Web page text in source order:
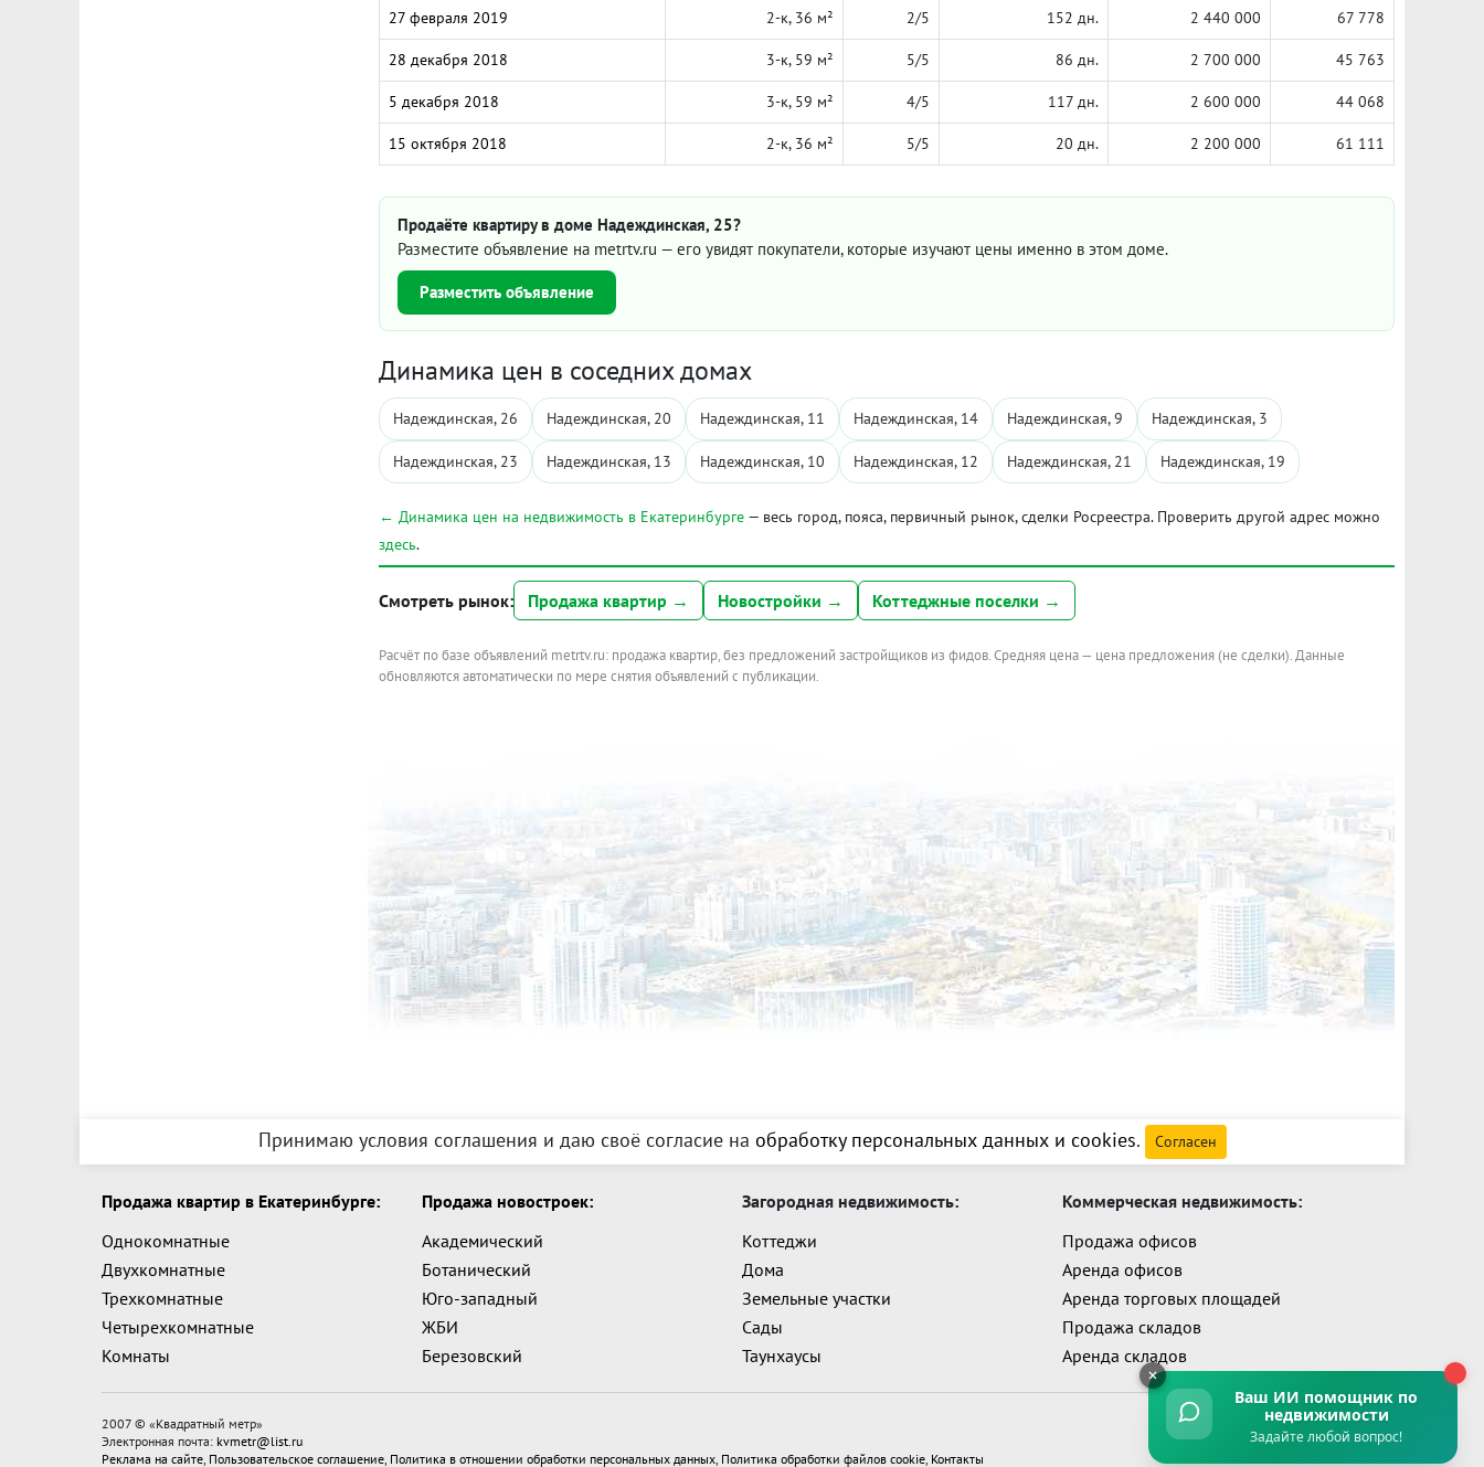
27 февраля 2019 2-к, 36 м² 2/5 152 дн. 2 440 000 67 778
28 декабря 2018 3-к, 59 м² 5/5 86 дн. 2 700 000 45 763
5 декабря 2018 3-к, 59 м² 4/5 117 дн. 2 600 000 44 068
15 октября 2018 2-к, 36 м² 5/5 20 дн. 2 200 000 61 111
Продаёте квартиру в доме Надеждинская, 25?
Разместите объявление на metrtv.ru — его увидят покупатели, которые изучают цены именно в этом доме.
Разместить объявление
Динамика цен в соседних домах
Надеждинская, 26 Надеждинская, 20 Надеждинская, 11 Надеждинская, 14 Надеждинская, 9 Надеждинская, 3
Надеждинская, 23 Надеждинская, 13 Надеждинская, 10 Надеждинская, 12 Надеждинская, 21 Надеждинская, 19
← Динамика цен на недвижимость в Екатеринбурге — весь город, пояса, первичный рынок, сделки Росреестра. Проверить другой адрес можно
здесь.
Смотреть рынок: Продажа квартир → Новостройки → Коттеджные поселки →
Расчёт по базе объявлений metrtv.ru: продажа квартир, без предложений застройщиков из фидов. Средняя цена — цена предложения (не сделки). Данные
обновляются автоматически по мере снятия объявлений с публикации.
Принимаю условия соглашения и даю своё согласие на обработку персональных данных и cookies. Согласен
Продажа квартир в Екатеринбурге:
Однокомнатные
Двухкомнатные
Трехкомнатные
Четырехкомнатные
Комнаты
Продажа новостроек:
Академический
Ботанический
Юго-западный
ЖБИ
Березовский
Загородная недвижимость:
Коттеджи
Дома
Земельные участки
Сады
Таунхаусы
Коммерческая недвижимость:
Продажа офисов
Аренда офисов
Аренда торговых площадей
Продажа складов
Аренда складов
2007 © «Квадратный метр»
Электронная почта: kvmetr@list.ru
Реклама на сайте, Пользовательское соглашение, Политика в отношении обработки персональных данных, Политика обработки файлов cookie, Контакты
Ваш ИИ помощник по
недвижимости
Задайте любой вопрос!